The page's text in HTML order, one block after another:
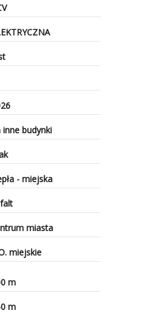
inne budynki
- miejska
miasta
miejskie
m
m